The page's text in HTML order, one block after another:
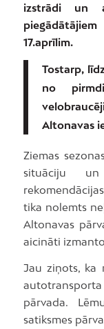
izstrādi un
17.aprīlim.
Tostarp,
no
Altonavas
Ziemas
situāciju un
tika nolemts
Altonavas
aicināti
Jau ziņots, ka
pārvada.
satiksmes